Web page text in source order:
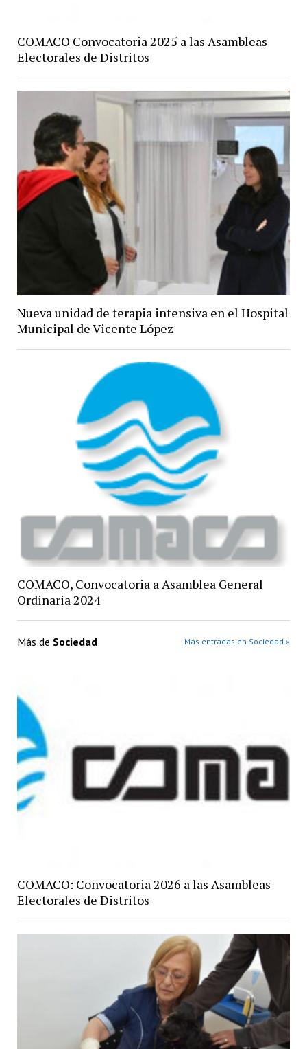
COMACO Convocatoria 2025 a las Asambleas
Electorales de Distritos
Nueva unidad de terapia intensiva en el Hospital
Municipal de Vicente López
COMACO, Convocatoria a Asamblea General
Ordinaria 2024
Más de Sociedad Más entradas en Sociedad »
COMACO: Convocatoria 2026 a las Asambleas
Electorales de Distritos